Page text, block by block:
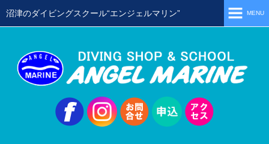
沼津のダイビングスクール“エンジェルマリン” MENU
当店の特徴
スクールメニュー